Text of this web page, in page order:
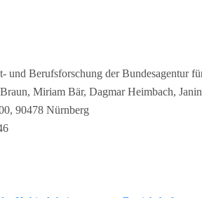
und Berufsforschung der Bundesagentur
Miriam Bär, Dagmar Heimbach,
90478 Nürnberg